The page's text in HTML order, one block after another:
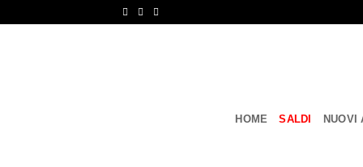
HOME SALDI NUOVI